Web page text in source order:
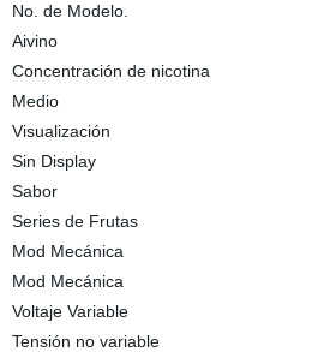
No. de Modelo.
Aivino
Concentración de nicotina
Medio
Visualización
Sin Display
Sabor
Series de Frutas
Mod Mecánica
Mod Mecánica
Voltaje Variable
Tensión no variable